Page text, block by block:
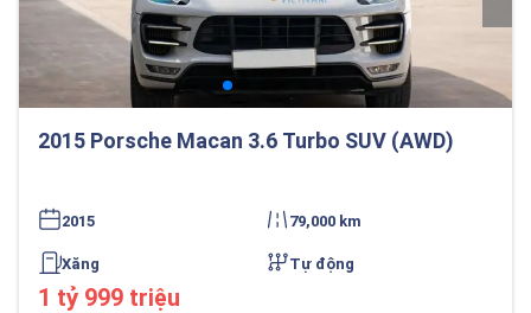
2015 Porsche Macan 3.6 Turbo SUV (AWD)
2015 79,000 km
Xăng Tự động
1 tỷ 999 triệu